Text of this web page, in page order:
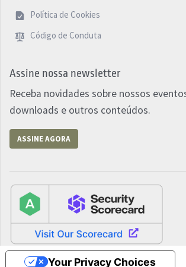
Política de Cookies
Código de Conduta
Assine nossa newsletter
Receba novidades sobre nossos
downloads e outros conteúdos.
ASSINE AGORA
Your Privacy Choices